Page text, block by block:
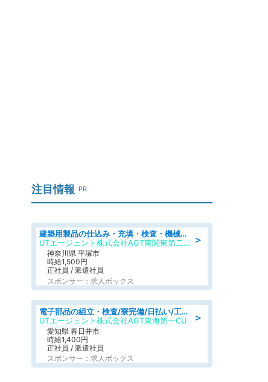
注目情報 PR
＞
建築用製品の仕込み・充填・検査・機械操作/寮完備/日払い/工場・製造
UTエージェント株式会社AGT南関東第二CU
神奈川県 平塚市
時給1,500円
正社員 / 派遣社員
スポンサー：求人ボックス
＞
電子部品の組立・検査/寮完備/日払い/工場・製造
UTエージェント株式会社AGT東海第一CU
愛知県 春日井市
時給1,400円
正社員 / 派遣社員
スポンサー：求人ボックス